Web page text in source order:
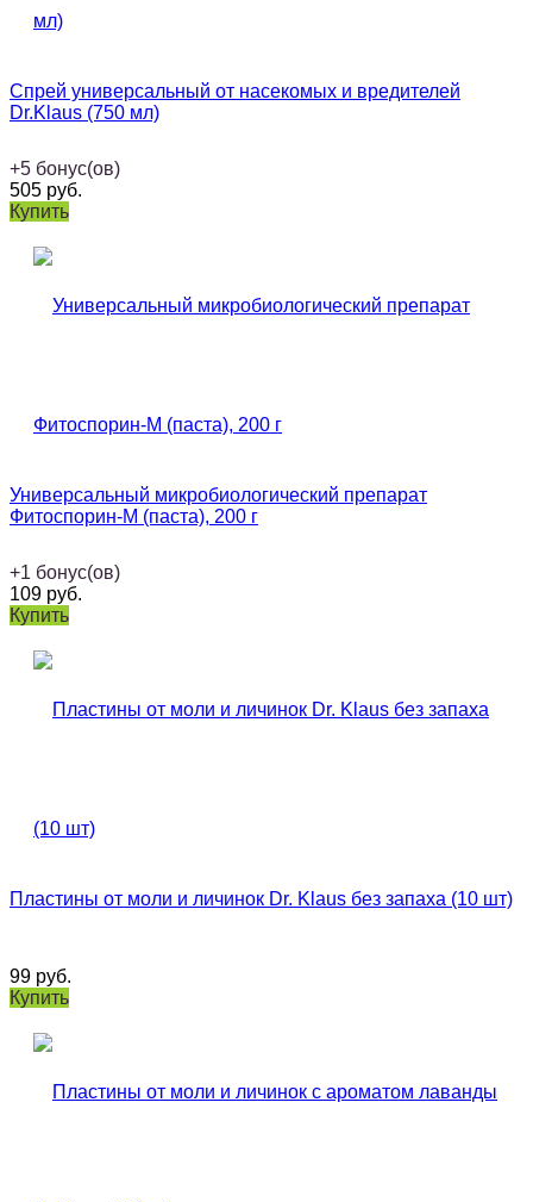
Спрей универсальный от насекомых и вредителей
Dr.Klaus (750 мл)
+5 бонус(ов)
505 руб.
Купить
Универсальный микробиологический препарат
Фитоспорин-М (паста), 200 г
+1 бонус(ов)
109 руб.
Купить
Пластины от моли и личинок Dr. Klaus без запаха (10 шт)
99 руб.
Купить